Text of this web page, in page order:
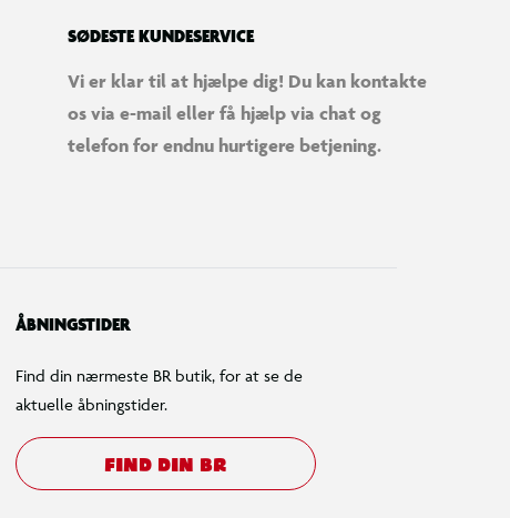
SØDESTE KUNDESERVICE
Vi er klar til at hjælpe dig! Du kan kontakte
os via e-mail eller få hjælp via chat og
telefon for endnu hurtigere betjening.
ÅBNINGSTIDER
Find din nærmeste BR butik, for at se de
aktuelle åbningstider.
FIND DIN BR